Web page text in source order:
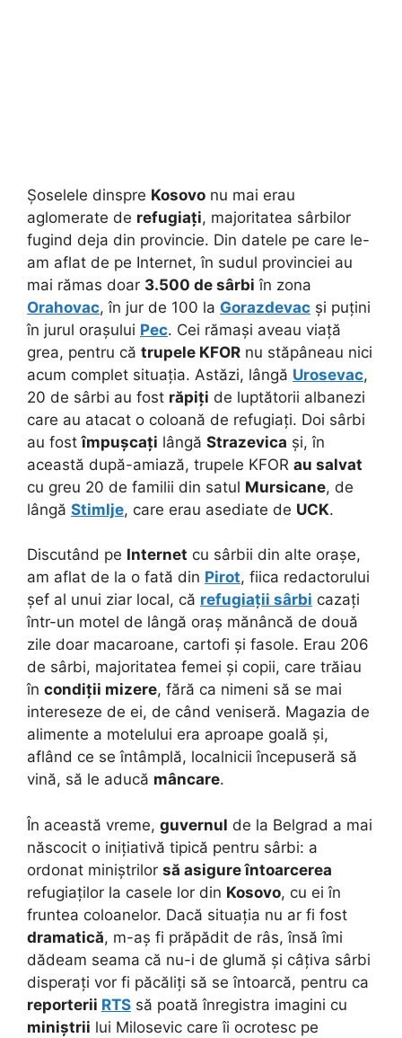
Șoselele dinspre Kosovo nu mai erau
aglomerate de refugiați, majoritatea sârbilor
fugind deja din provincie. Din datele pe care le-
am aflat de pe Internet, în sudul provinciei au
mai rămas doar 3.500 de sârbi în zona
Orahovac, în jur de 100 la Gorazdevac și puțini
în jurul orașului Pec. Cei rămași aveau viață
grea, pentru că trupele KFOR nu stăpâneau nici
acum complet situația. Astăzi, lângă Urosevac,
20 de sârbi au fost răpiți de luptătorii albanezi
care au atacat o coloană de refugiați. Doi sârbi
au fostîmpușcați lângă Strazevica și, în
această după-amiază, trupele KFOR au salvat
cu greu 20 de familii din satul Mursicane, de
lângă Stimlje, care erau asediate de UCK.
Discutând pe Internet cu sârbii din alte orașe,
am aflat de la o fată din Pirot, fiica redactorului
șef al unui ziar local, că refugiații sârbi cazați
într-un motel de lângă oraș mănâncă de două
zile doar macaroane, cartofi și fasole. Erau 206
de sârbi, majoritatea femei și copii, care trăiau
în condiții mizere, fără ca nimeni să se mai
intereseze de ei, de când veniseră. Magazia de
alimente a motelului era aproape goală și,
aflând ce se întâmplă, localnicii începuseră să
vină, să le aducă mâncare.
În această vreme, guvernul de la Belgrad a mai
născocit o inițiativă tipică pentru sârbi: a
ordonat miniștrilor să asigure întoarcerea
refugiaților la casele lor din Kosovo, cu ei în
fruntea coloanelor. Dacă situația nu ar fi fost
dramatică, m-aș fi prăpădit de râs, însă îmi
dădeam seama că nu-i de glumă și câțiva sârbi
disperați vor fi păcăliți să se întoarcă, pentru ca
reporterii RTS să poată înregistra imagini cu
miniștrii lui Milosevic care îi ocrotesc pe